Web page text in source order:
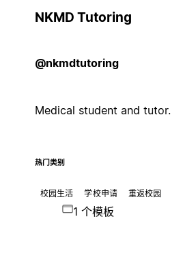
NKMD Tutoring
@nkmdtutoring
Medical student and tutor.
热门类别
校园生活 学校申请 重返校园
1 个模板